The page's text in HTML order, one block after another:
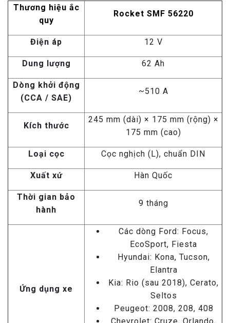
Thương hiệu ắc
quy
Rocket SMF 56220
Điện áp 12 V
Dung lượng 62 Ah
Dòng khởi động
(CCA / SAE)
~510 A
Kích thước
245 mm (dài) × 175 mm (rộng) ×
175 mm (cao)
Loại cọc Cọc nghịch (L), chuẩn DIN
Xuất xứ Hàn Quốc
Thời gian bảo
hành
9 tháng
Ứng dụng xe
Các dòng Ford: Focus,
EcoSport, Fiesta
Hyundai: Kona, Tucson,
Elantra
Kia: Rio (sau 2018), Cerato,
Seltos
Peugeot: 2008, 208, 408